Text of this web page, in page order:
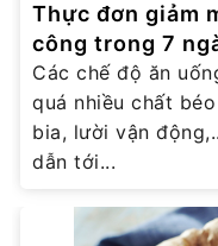
Thực đơn giảm
công trong 7
Các chế độ ăn
quá nhiều chất
bia, lười vận
dẫn tới...